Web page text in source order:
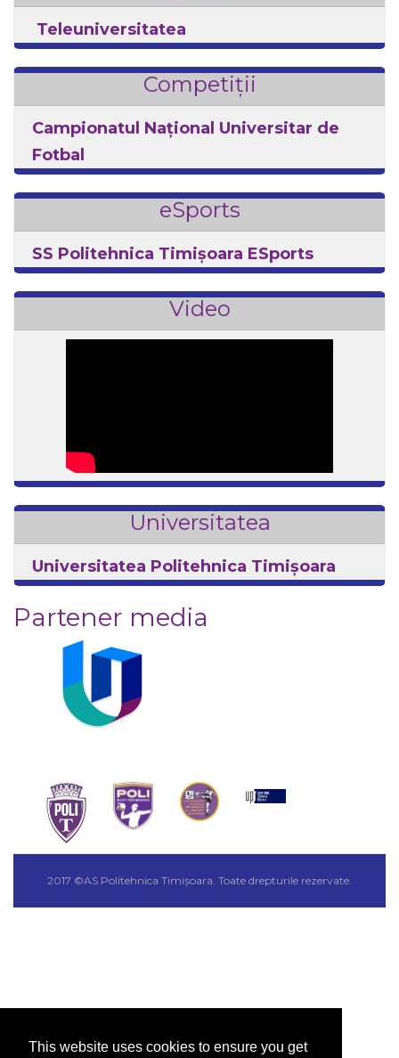
This website uses cookies to ensure you get
Teleuniversitatea
Competiții
Campionatul Național Universitar de
Fotbal
eSports
SS Politehnica Timișoara ESports
Video
Universitatea
Universitatea Politehnica Timişoara
Partener media
2017 ©AS Politehnica Timișoara. Toate drepturile rezervate.